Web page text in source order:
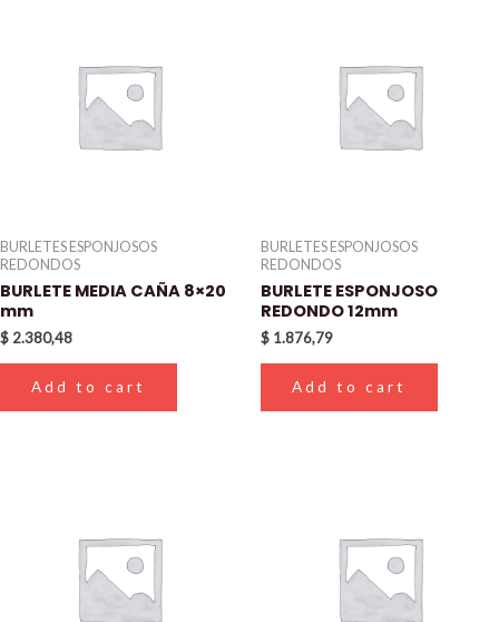
BURLETES ESPONJOSOS
REDONDOS
BURLETE MEDIA CAÑA 8×20
mm
$ 2.380,48
Add to cart
BURLETES ESPONJOSOS
REDONDOS
BURLETE ESPONJOSO
REDONDO 12mm
$ 1.876,79
Add to cart